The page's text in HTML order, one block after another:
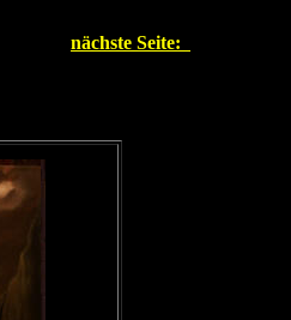
nächste Seite: